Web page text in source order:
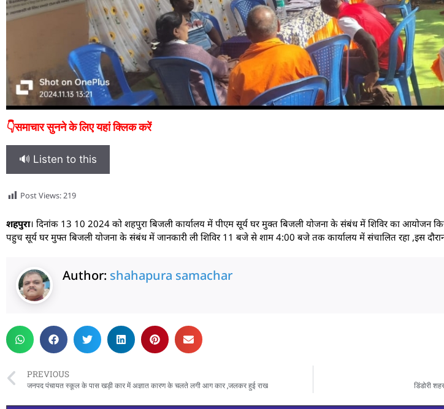
👇समाचार सुनने के लिए यहां क्लिक करें
🔊 Listen to this
Post Views:219
शहपुरा। दिनांक 13 10 2024 को शहपुरा बिजली कार्यालय में पीएम सूर्य घर मुक्त बिजली योजना के संबंध में शिविर का आयोजन
पहुच सूर्य घर मुफ्त बिजली योजना के संबंध में जानकारी ली शिविर 11 बजे से शाम 4:00 बजे तक कार्यालय में संचालित रहा ,इस
Author: shahapura samachar
PREVIOUS
जनपद पंचायत स्कूल के पास खड़ी कार में अज्ञात कारण के चलते लगी आग कार ,जलकर हुई राख डिंडोरी